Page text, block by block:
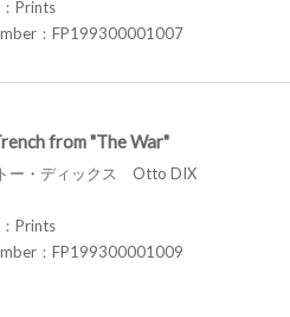
Prints
：FP199300001007
from "The War"
ー・ディックス Otto DIX
Prints
：FP199300001009